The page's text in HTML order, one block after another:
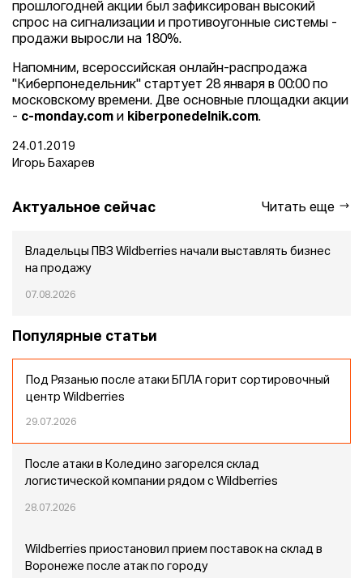
прошлогодней акции был зафиксирован высокий
спрос на сигнализации и противоугонные системы -
продажи выросли на 180%.
Напомним, всероссийская онлайн-распродажа
"Киберпонедельник" стартует 28 января в 00:00 по
московскому времени. Две основные площадки акции
- c-monday.com и kiberponedelnik.com.
24.01.2019
Игорь Бахарев
Актуальное сейчас Читать еще
Владельцы ПВЗ Wildberries начали выставлять бизнес
на продажу
07.08.2026
Популярные статьи
Под Рязанью после атаки БПЛА горит сортировочный
центр Wildberries
29.07.2026
После атаки в Коледино загорелся склад
логистической компании рядом с Wildberries
28.07.2026
Wildberries приостановил прием поставок на склад в
Воронеже после атак по городу